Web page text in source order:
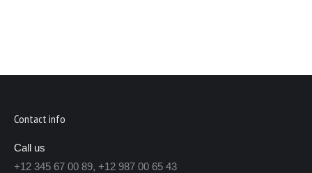
Contact info
Call us
+12 345 67 00 89, +12 987 00 65 43